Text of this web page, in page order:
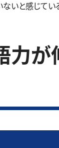
いないと感じ
力